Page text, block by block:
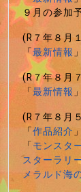
９月の参加
(R７年８月
「最新情報
(R７年８月
「最新情報
(R７年８月
「作品紹介
「モンスタ
スターラリ
メラルド海